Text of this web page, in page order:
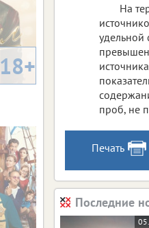
На
удельной
проб, не
Печать
Последние
18+